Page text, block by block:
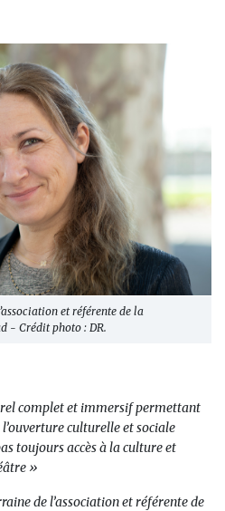
et référente de la
- Crédit photo : DR.
complet et immersif permettant
culturelle et sociale
toujours accès à la culture et
»
de l’association et référente de